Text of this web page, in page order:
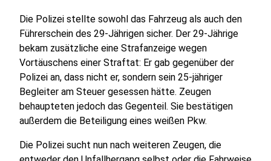
Die Polizei stellte sowohl das Fahrzeug als auch den
Führerschein des 29-Jährigen sicher. Der 29-Jährige
bekam zusätzliche eine Strafanzeige wegen
Vortäuschens einer Straftat: Er gab gegenüber der
Polizei an, dass nicht er, sondern sein 25-jähriger
Begleiter am Steuer gesessen hätte. Zeugen
behaupteten jedoch das Gegenteil. Sie bestätigen
außerdem die Beteiligung eines weißen Pkw.
Die Polizei sucht nun nach weiteren Zeugen, die